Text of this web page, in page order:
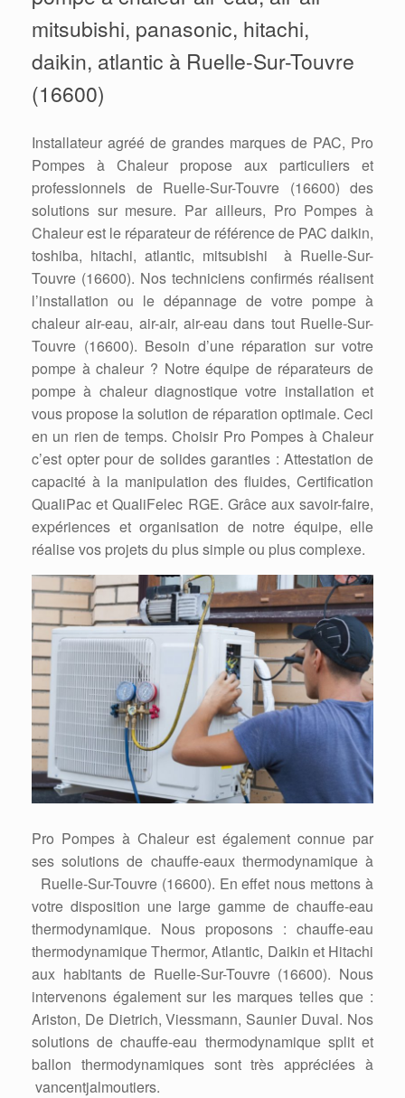
mitsubishi, panasonic, hitachi,
daikin, atlantic à Ruelle-Sur-Touvre
(16600)
Installateur agréé de grandes marques de PAC, Pro
Pompes à Chaleur propose aux particuliers et
professionnels de Ruelle-Sur-Touvre (16600) des
solutions sur mesure. Par ailleurs, Pro Pompes à
Chaleur est le réparateur de référence de PAC daikin,
toshiba, hitachi, atlantic, mitsubishi à Ruelle-Sur-
Touvre (16600). Nos techniciens confirmés réalisent
l’installation ou le dépannage de votre pompe à
chaleur air-eau, air-air, air-eau dans tout Ruelle-Sur-
Touvre (16600). Besoin d’une réparation sur votre
pompe à chaleur ? Notre équipe de réparateurs de
pompe à chaleur diagnostique votre installation et
vous propose la solution de réparation optimale. Ceci
en un rien de temps. Choisir Pro Pompes à Chaleur
c’est opter pour de solides garanties : Attestation de
capacité à la manipulation des fluides, Certification
QualiPac et QualiFelec RGE. Grâce aux savoir-faire,
expériences et organisation de notre équipe, elle
réalise vos projets du plus simple ou plus complexe.
Pro Pompes à Chaleur est également connue par
ses solutions de chauffe-eaux thermodynamique à
Ruelle-Sur-Touvre (16600). En effet nous mettons à
votre disposition une large gamme de chauffe-eau
thermodynamique. Nous proposons : chauffe-eau
thermodynamique Thermor, Atlantic, Daikin et Hitachi
aux habitants de Ruelle-Sur-Touvre (16600). Nous
intervenons également sur les marques telles que :
Ariston, De Dietrich, Viessmann, Saunier Duval. Nos
solutions de chauffe-eau thermodynamique split et
ballon thermodynamiques sont très appréciées à
vancentjalmoutiers.